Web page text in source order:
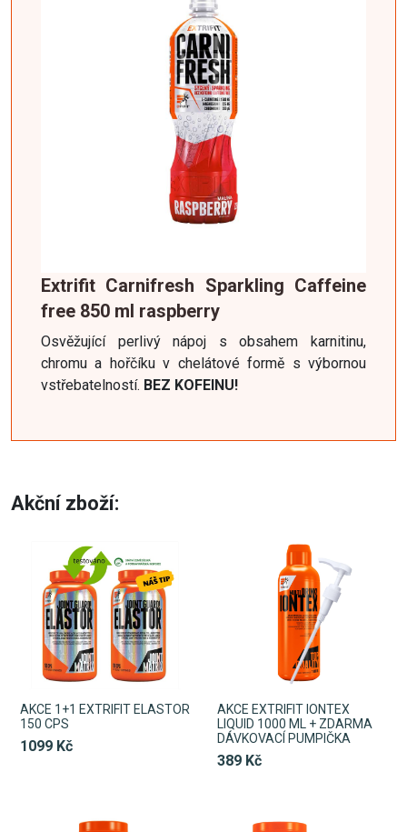
Extrifit Carnifresh Sparkling Caffeine
free 850 ml raspberry
Osvěžující perlivý nápoj s obsahem karnitinu,
chromu a hořčíku v chelátové formě s výbornou
vstřebatelností. BEZ KOFEINU!
Akční zboží:
AKCE 1+1 EXTRIFIT ELASTOR
150 CPS
1099 Kč
AKCE EXTRIFIT IONTEX
LIQUID 1000 ML + ZDARMA
DÁVKOVACÍ PUMPIČKA
389 Kč